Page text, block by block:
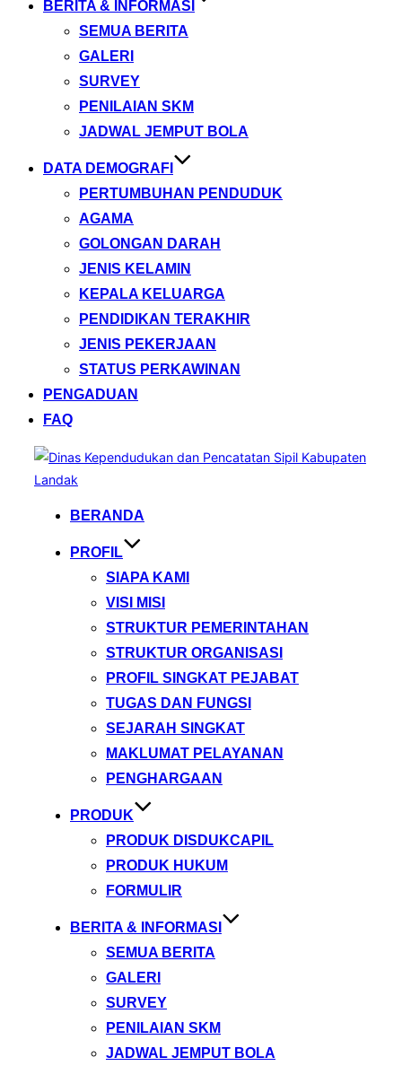
BERITA & INFORMASI
SEMUA BERITA
GALERI
SURVEY
PENILAIAN SKM
JADWAL JEMPUT BOLA
DATA DEMOGRAFI
PERTUMBUHAN PENDUDUK
AGAMA
GOLONGAN DARAH
JENIS KELAMIN
KEPALA KELUARGA
PENDIDIKAN TERAKHIR
JENIS PEKERJAAN
STATUS PERKAWINAN
PENGADUAN
FAQ
BERANDA
PROFIL
SIAPA KAMI
VISI MISI
STRUKTUR PEMERINTAHAN
STRUKTUR ORGANISASI
PROFIL SINGKAT PEJABAT
TUGAS DAN FUNGSI
SEJARAH SINGKAT
MAKLUMAT PELAYANAN
PENGHARGAAN
PRODUK
PRODUK DISDUKCAPIL
PRODUK HUKUM
FORMULIR
BERITA & INFORMASI
SEMUA BERITA
GALERI
SURVEY
PENILAIAN SKM
JADWAL JEMPUT BOLA